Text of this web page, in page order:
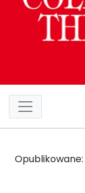
Opublikowane: